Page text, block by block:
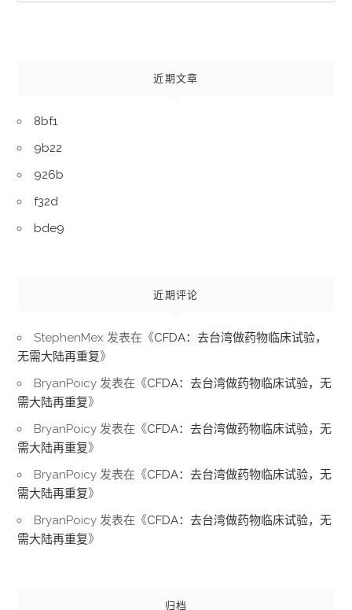
近期文章
8bf1
9b22
926b
f32d
bde9
近期评论
StephenMex 发表在《CFDA：去台湾做药物临床试验，
无需大陆再重复》
BryanPoicy 发表在《CFDA：去台湾做药物临床试验，无
需大陆再重复》
BryanPoicy 发表在《CFDA：去台湾做药物临床试验，无
需大陆再重复》
BryanPoicy 发表在《CFDA：去台湾做药物临床试验，无
需大陆再重复》
BryanPoicy 发表在《CFDA：去台湾做药物临床试验，无
需大陆再重复》
归档